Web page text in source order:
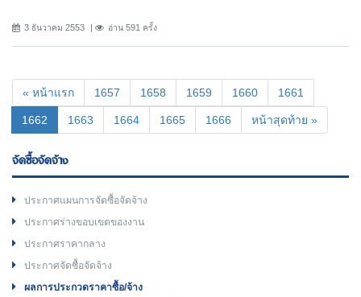
3 ธันวาคม 2553 อ่าน 591 ครั้ง
« หน้าแรก 1657 1658 1659 1660 1661
1662 (current)
1663 1664 1665 1666 หน้าสุดท้าย »
จัดซื้อจัดจ้าง
ประกาศแผนการจัดซื้อจัดจ้าง
ประกาศร่างขอบเขตของงาน
ประกาศราคากลาง
ประกาศจัดซื้อจัดจ้าง
ผลการประกวดราคาซื้อ/จ้าง